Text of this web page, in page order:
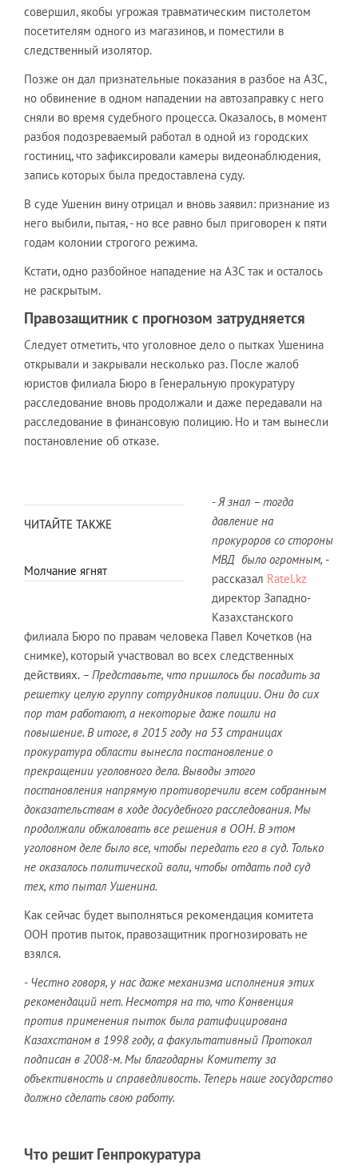
совершил, якобы угрожая травматическим пистолетом
посетителям одного из магазинов, и поместили в
следственный изолятор.
Позже он дал признательные показания в разбое на АЗС,
но обвинение в одном нападении на автозаправку с него
сняли во время судебного процесса. Оказалось, в момент
разбоя подозреваемый работал в одной из городских
гостиниц, что зафиксировали камеры видеонаблюдения,
запись которых была предоставлена суду.
В суде Ушенин вину отрицал и вновь заявил: признание из
него выбили, пытая, - но все равно был приговорен к пяти
годам колонии строгого режима.
Кстати, одно разбойное нападение на АЗС так и осталось
не раскрытым.
Правозащитник с прогнозом затрудняется
Следует отметить, что уголовное дело о пытках Ушенина
открывали и закрывали несколько раз. После жалоб
юристов филиала Бюро в Генеральную прокуратуру
расследование вновь продолжали и даже передавали на
расследование в финансовую полицию. Но и там вынесли
постановление об отказе.
ЧИТАЙТЕ ТАКЖЕ
Молчание ягнят
- Я знал – тогда
давление на
прокуроров со стороны
МВД было огромным, -
рассказал Ratel.kz
директор Западно-
Казахстанского
филиала Бюро по правам человека Павел Кочетков (на
снимке), который участвовал во всех следственных
действиях. – Представьте, что пришлось бы посадить за
решетку целую группу сотрудников полиции. Они до сих
пор там работают, а некоторые даже пошли на
повышение. В итоге, в 2015 году на 53 страницах
прокуратура области вынесла постановление о
прекращении уголовного дела. Выводы этого
постановления напрямую противоречили всем собранным
доказательствам в ходе досудебного расследования. Мы
продолжали обжаловать все решения в ООН. В этом
уголовном деле было все, чтобы передать его в суд. Только
не оказалось политической воли, чтобы отдать под суд
тех, кто пытал Ушенина.
Как сейчас будет выполняться рекомендация комитета
ООН против пыток, правозащитник прогнозировать не
взялся.
- Честно говоря, у нас даже механизма исполнения этих
рекомендаций нет. Несмотря на то, что Конвенция
против применения пыток была ратифицирована
Казахстаном в 1998 году, а факультативный Протокол
подписан в 2008-м. Мы благодарны Комитету за
объективность и справедливость. Теперь наше государство
должно сделать свою работу.
Что решит Генпрокуратура